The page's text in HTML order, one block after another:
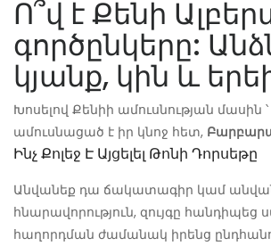
Ո՞վ է Քենի
գործընկերը:
կյանք, կին և
Խոսելով Քենիի ամուսնության մասին
ամուսնացած է իր կնոջ հետ,
Ինչ Քոլեջ Է Այցելել Թոնի Դորսեթը
Անվանեք դա ճակատագիր կամ
հնարավորություն, զույգը հանդիպեց
հաղորդման ժամանակ իրենց